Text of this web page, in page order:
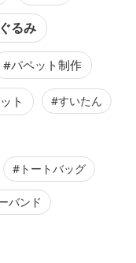
るみ
#パペット制作
ト #すいたん
#トートバッグ
バンド